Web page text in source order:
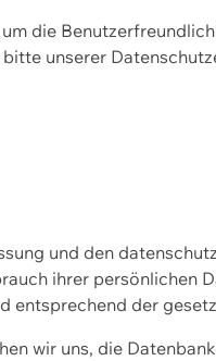
die
unserer
und den
ihrer persönlichen
entsprechend der
wir uns, die